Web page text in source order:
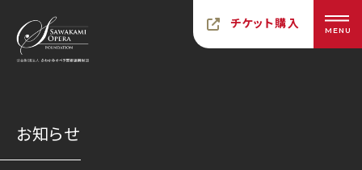
チケット購入 MENU
お知らせ